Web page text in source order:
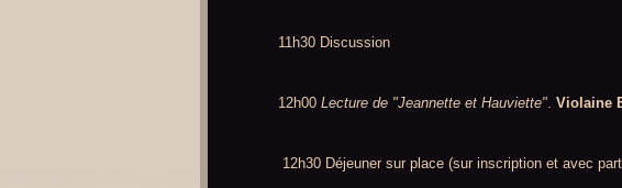
11h30 Discussion
12h00 Lecture de "Jeannette et Hauviette". Violaine
12h30 Déjeuner sur place (sur inscription et avec